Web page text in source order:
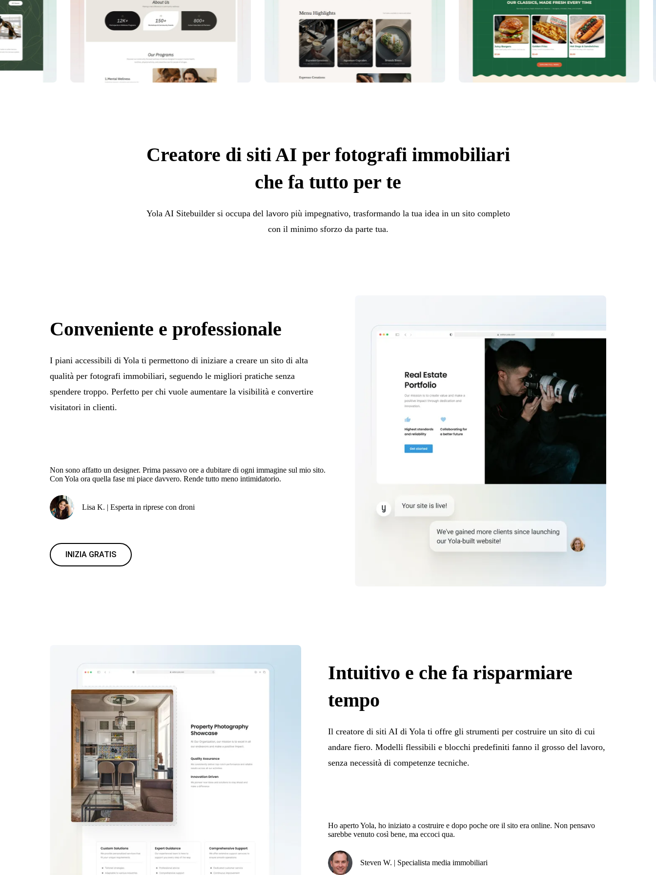
Creatore di siti AI per fotografi immobiliari
che fa tutto per te
Yola AI Sitebuilder si occupa del lavoro più impegnativo, trasformando la tua idea in un sito completo
con il minimo sforzo da parte tua.
Conveniente e professionale
I piani accessibili di Yola ti permettono di iniziare a creare un sito di alta
qualità per fotografi immobiliari, seguendo le migliori pratiche senza
spendere troppo. Perfetto per chi vuole aumentare la visibilità e convertire
visitatori in clienti.
Non sono affatto un designer. Prima passavo ore a dubitare di ogni immagine sul mio sito.
Con Yola ora quella fase mi piace davvero. Rende tutto meno intimidatorio.
Lisa K. | Esperta in riprese con droni
INIZIA GRATIS
Intuitivo e che fa risparmiare
tempo
Il creatore di siti AI di Yola ti offre gli strumenti per costruire un sito di cui
andare fiero. Modelli flessibili e blocchi predefiniti fanno il grosso del lavoro,
senza necessità di competenze tecniche.
Ho aperto Yola, ho iniziato a costruire e dopo poche ore il sito era online. Non pensavo
sarebbe venuto così bene, ma eccoci qua.
Steven W. | Specialista media immobiliari